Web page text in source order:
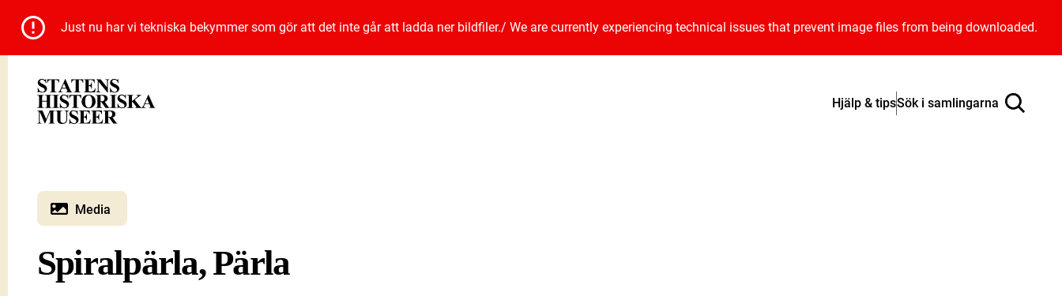
Just nu har vi tekniska bekymmer som gör att det inte går att ladda ner bildfiler./ We are currently experiencing technical issues that prevent image files from being downloaded.
Hjälp & tipsSök i samlingarna
Media
Spiralpärla, Pärla